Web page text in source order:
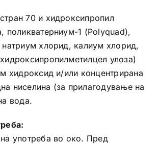
70 и хидроксипропил
поликватерниум-1 (Polyquad),
хлорид, калиум хлорид,
улоза)
хидроксид и/или концентрирана
ниселина (за прилагодување на
вода.
употреба во око. Пред